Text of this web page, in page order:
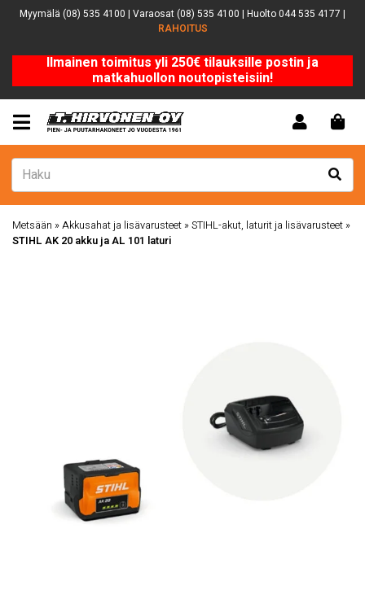
Myymälä (08) 535 4100 | Varaosat (08) 535 4100 | Huolto 044 535 4177 |
RAHOITUS
Ilmainen toimitus yli 250€ tilauksille postin ja
matkahuollon noutopisteisiin!
Metsään »Akkusahat ja lisävarusteet »STIHL-akut, laturit ja lisävarusteet »
STIHL AK 20 akku ja AL 101 laturi